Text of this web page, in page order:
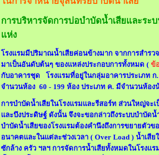
การบริหารจัดการบ่อบำบัดน้ำเสียและระ
แห่ง
โรงแรมมีปริมาณน้ำเสียค่อนข้างมาก จากการสำร
มาเป็นอันดับต้นๆ ของแหล่งประกอบการทั้งหมด ( ข้
กับอาคารชุด โรงแรมที่อยู่ในกลุ่มอาคารประเภท
จำนวนห้อง 60 - 199 ห้อง ประเภท ค. มีจำนวนห้อ
การบำบัดน้ำเสียในโรงแรมและรีสอร์ท ส่วนใหญ่จะ
และบึงประดิษฐ์ ดังนั้น จึงจะขอกล่าวถึงระบบบำบัด
บำบัดน้ำเสียของโรงแรมต้องคำนึงถึงการขยายตัว
อนาคตและในแต่ละช่วงเวลา ( Over Load ) น้ำเสี
ซักล้าง ครัว ฯลฯ การจัดการน้ำเสียทั้งหมดในโรงแ